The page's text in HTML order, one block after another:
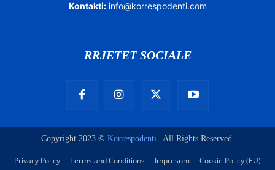
Kontakti: info@korrespodenti.com
RRJETET SOCIALE
Copyright 2023 © Korrespodenti| All Rights Reserved.
Privacy Policy Terms and Conditions Impresum Cookie Policy (EU)